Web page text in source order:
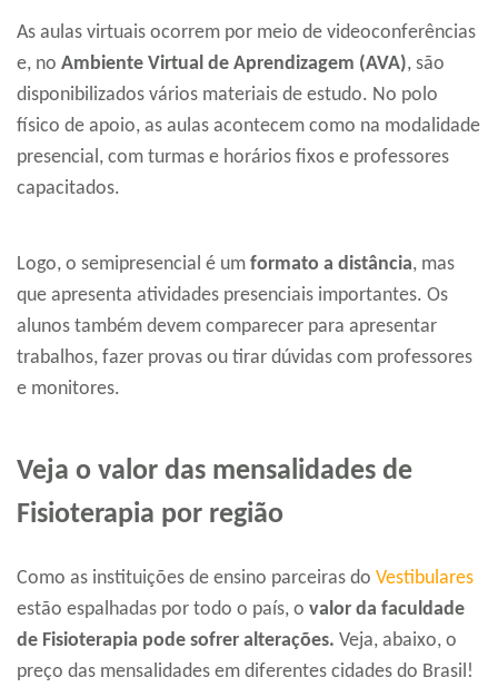
As aulas virtuais ocorrem por meio de videoconferências
e, no Ambiente Virtual de Aprendizagem (AVA), são
disponibilizados vários materiais de estudo. No polo
físico de apoio, as aulas acontecem como na modalidade
presencial, com turmas e horários fixos e professores
capacitados.
Logo, o semipresencial é um formato a distância, mas
que apresenta atividades presenciais importantes. Os
alunos também devem comparecer para apresentar
trabalhos, fazer provas ou tirar dúvidas com professores
e monitores.
Veja o valor das mensalidades de
Fisioterapia por região
Como as instituições de ensino parceiras do Vestibulares
estão espalhadas por todo o país, o valor da faculdade
de Fisioterapia pode sofrer alterações. Veja, abaixo, o
preço das mensalidades em diferentes cidades do Brasil!